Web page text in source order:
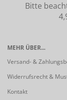
Bitte
MEHR ÜBER...
Versand- &
Widerrufsrecht &
Kontakt